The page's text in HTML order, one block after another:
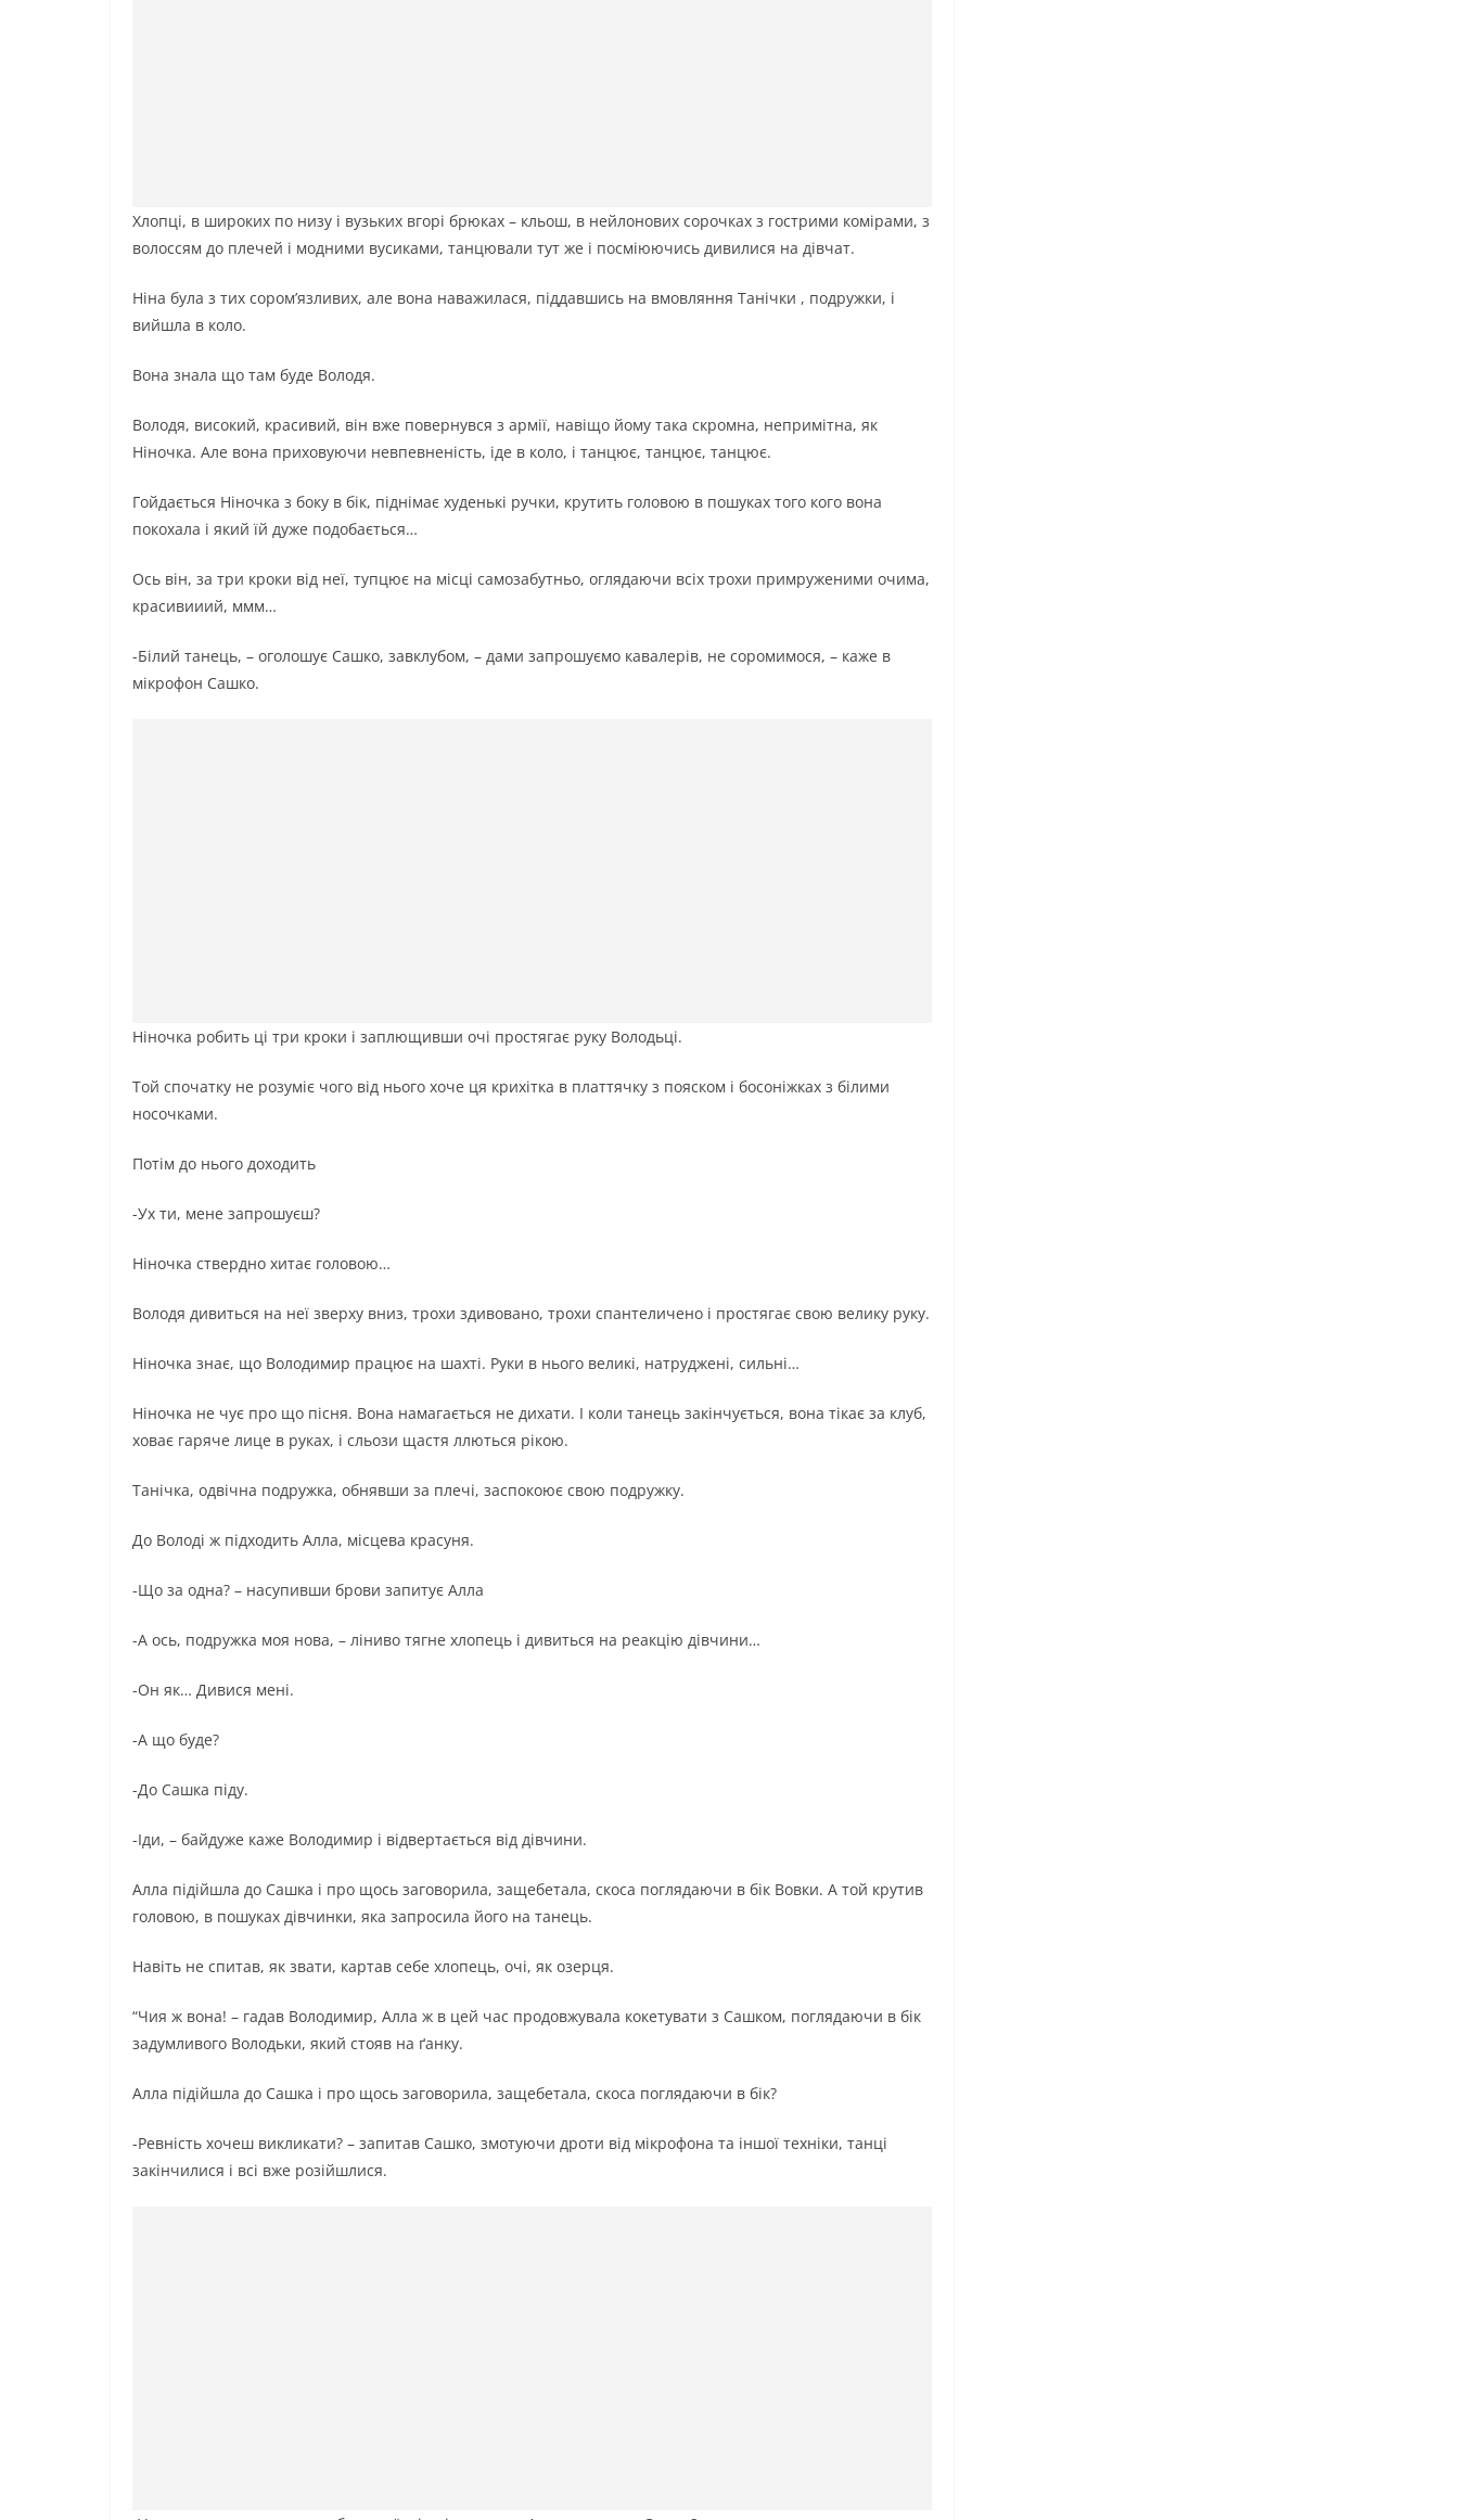
Хлопці, в широких по низу і вузьких вгорі брюках – кльош, в нейлонових сорочках з гострими комірами, з
волоссям до плечей і модними вусиками, танцювали тут же і посміюючись дивилися на дівчат.
Ніна була з тих сором’язливих, але вона наважилася, піддавшись на вмовляння Танічки , подружки, і
вийшла в коло.
Вона знала що там буде Володя.
Володя, високий, красивий, він вже повернувся з армії, навіщо йому така скромна, непримітна, як
Ніночка. Але вона приховуючи невпевненість, іде в коло, і танцює, танцює, танцює.
Гойдається Ніночка з боку в бік, піднімає худенькі ручки, крутить головою в пошуках того кого вона
покохала і який їй дуже подобається…
Ось він, за три кроки від неї, тупцює на місці самозабутньо, оглядаючи всіх трохи примруженими очима,
красивииий, ммм…
-Білий танець, – оголошує Сашко, завклубом, – дами запрошуємо кавалерів, не соромимося, – каже в
мікрофон Сашко.
Ніночка робить ці три кроки і заплющивши очі простягає руку Володьці.
Той спочатку не розуміє чого від нього хоче ця крихітка в платтячку з пояском і босоніжках з білими
носочками.
Потім до нього доходить
-Ух ти, мене запрошуєш?
Ніночка ствердно хитає головою…
Володя дивиться на неї зверху вниз, трохи здивовано, трохи спантеличено і простягає свою велику руку.
Ніночка знає, що Володимир працює на шахті. Руки в нього великі, натруджені, сильні…
Ніночка не чує про що пісня. Вона намагається не дихати. І коли танець закінчується, вона тікає за клуб,
ховає гаряче лице в руках, і сльози щастя ллються рікою.
Танічка, одвічна подружка, обнявши за плечі, заспокоює свою подружку.
До Володі ж підходить Алла, місцева красуня.
-Що за одна? – насупивши брови запитує Алла
-А ось, подружка моя нова, – ліниво тягне хлопець і дивиться на реакцію дівчини…
-Он як… Дивися мені.
-А що буде?
-До Сашка піду.
-Іди, – байдуже каже Володимир і відвертається від дівчини.
Алла підійшла до Сашка і про щось заговорила, защебетала, скоса поглядаючи в бік Вовки. А той крутив
головою, в пошуках дівчинки, яка запросила його на танець.
Навіть не спитав, як звати, картав себе хлопець, очі, як озерця.
“Чия ж вона! – гадав Володимир, Алла ж в цей час продовжувала кокетувати з Сашком, поглядаючи в бік
задумливого Володьки, який стояв на ґанку.
Алла підійшла до Сашка і про щось заговорила, защебетала, скоса поглядаючи в бік?
-Ревність хочеш викликати? – запитав Сашко, змотуючи дроти від мікрофона та іншої техніки, танці
закінчилися і всі вже розійшлися.